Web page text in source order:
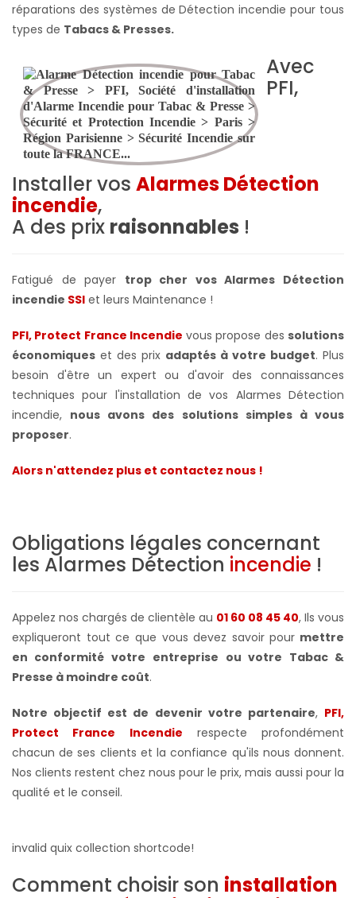
réparations des systèmes de Détection incendie pour tous
types de Tabacs & Presses.
Avec
PFI,
Installer vos Alarmes Détection
incendie,
A des prix raisonnables !
Fatigué de payer trop cher vos Alarmes Détection
incendie SSI et leurs Maintenance !
PFI, Protect France Incendie vous propose dessolutions
économiques et des prix adaptés à votre budget. Plus
besoin d'être un expert ou d'avoir des connaissances
techniques pour l'installation de vos Alarmes Détection
incendie, nous avons des solutions simples à vous
proposer.
Alors n'attendez plus et contactez nous !
Obligations légales concernant
les Alarmes Détection incendie !
Appelez nos chargés de clientèle au 01 60 08 45 40, Ils vous
expliqueront tout ce que vous devez savoir pour mettre
en conformité votre entreprise ou votre Tabac &
Presse à moindre coût.
Notre objectif est de devenir votre partenaire, PFI,
Protect France Incendie respecte profondément
chacun de ses clients et la confiance qu'ils nous donnent.
Nos clients restent chez nous pour le prix, mais aussi pour la
qualité et le conseil.
invalid quix collection shortcode!
Comment choisir son installation